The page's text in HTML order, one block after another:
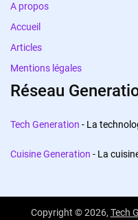
A propos
Accueil
Articles
Mentions légales
Réseau
Tech Generation - La
Cuisine Generation - La
Copyright © 2026, Tech